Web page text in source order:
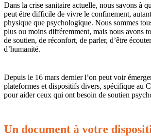
Dans la crise sanitaire actuelle, nous savons à
peut être difficile de vivre le confinement,
physique que psychologique. Nous sommes
plus ou moins différemment, mais nous avons
de soutien, de réconfort, de parler, d’être
d’humanité.
Depuis le 16 mars dernier l’on peut voir
plateformes et dispositifs divers, spécifique au
pour aider ceux qui ont besoin de soutien
Un document à votre